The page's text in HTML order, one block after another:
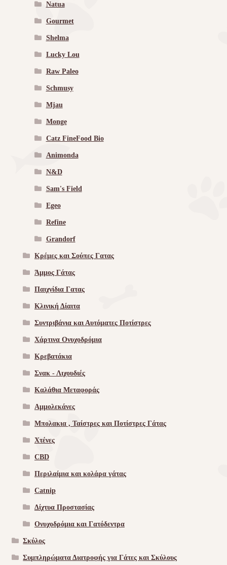
Natua
Gourmet
Shelma
Lucky Lou
Raw Paleo
Schmusy
Mjau
Monge
Catz FineFood Bio
Animonda
N&D
Sam's Field
Egeo
Refine
Grandorf
Κρέμες και Σούπες Γατας
Άμμος Γάτας
Παιχνίδια Γατας
Κλινική Δίαιτα
Συντριβάνια και Αυτόματες Ποτίστρες
Χάρτινα Ονυχοδρόμια
Κρεβατάκια
Σνακ - Λιχουδιές
Καλάθια Μεταφοράς
Αμμολεκάνες
Μπολακια , Ταίστρες και Ποτίστρες Γάτας
Χτένες
CBD
Περιλαίμια και κολάρα γάτας
Catnip
Δίχτυα Προστασίας
Ονυχοδρόμια και Γατόδεντρα
Σκύλος
Συμπληρώματα Διατροφής για Γάτες και Σκύλους